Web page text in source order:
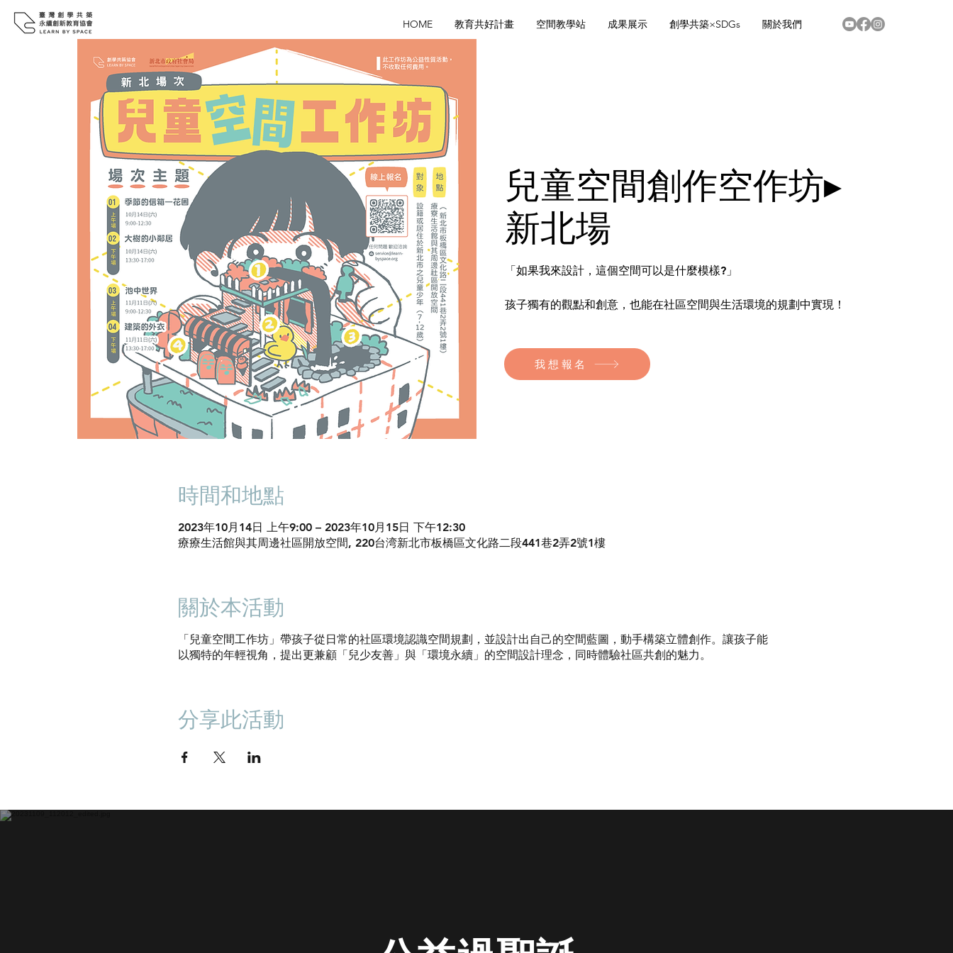
HOME 教育共好計畫 空間教學站 成果展示 創學共築×SDGs 關於我們
兒童空間創作空作坊▸
新北場
「如果我來設計，這個空間可以是什麼模樣?」
孩子獨有的觀點和創意，也能在社區空間與生活環境的規劃中實現！
時間和地點
2023年10月14日 上午9:00 – 2023年10月15日 下午12:30
療療生活館與其周邊社區開放空間, 220台湾新北市板橋區文化路二段441巷2弄2號1樓
關於本活動
「兒童空間工作坊」帶孩子從日常的社區環境認識空間規劃，並設計出自己的空間藍圖，動手構築立體創作。讓孩子能
以獨特的年輕視角，提出更兼顧「兒少友善」與「環境永續」的空間設計理念，同時體驗社區共創的魅力。
分享此活動
我想報名